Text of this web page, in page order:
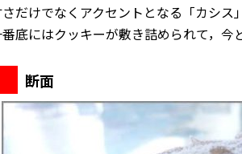
だけでなくアクセントとなる「カシス
底にはクッキーが敷き詰められて，
断面